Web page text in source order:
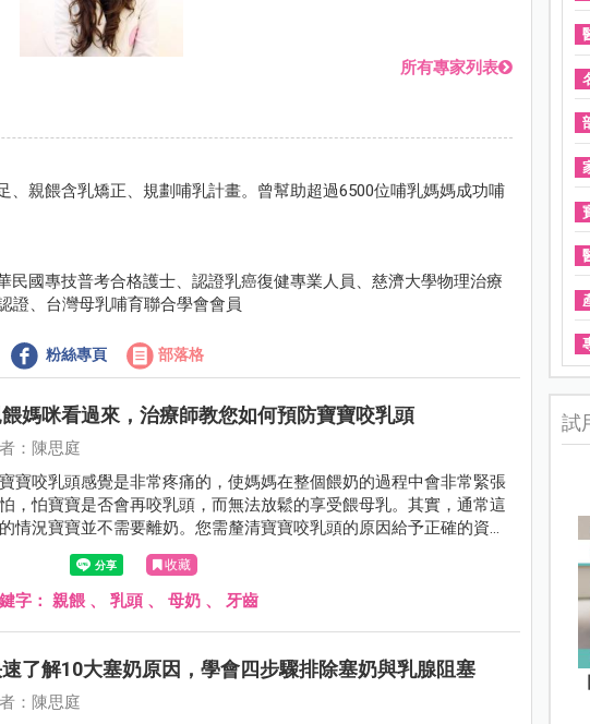
所有專家列表
、親餵含乳矯正、規劃哺乳計畫。曾幫助超過6500位哺乳媽媽成功哺
民國專技普考合格護士、認證乳癌復健專業人員、慈濟大學物理治療
證、台灣母乳哺育聯合學會會員
粉絲專頁 部落格
媽咪看過來，治療師教您如何預防寶寶咬乳頭
：陳思庭
寶咬乳頭感覺是非常疼痛的，使媽媽在整個餵奶的過程中會非常緊張
，怕寶寶是否會再咬乳頭，而無法放鬆的享受餵母乳。其實，通常這
情況寶寶並不需要離奶。您需釐清寶寶咬乳頭的原因給予正確的資訊
收藏
字： 親餵 、 乳頭 、 母奶 、 牙齒
了解10大塞奶原因，學會四步驟排除塞奶與乳腺阻塞
：陳思庭
試